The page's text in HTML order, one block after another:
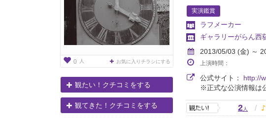
0 人 お気に入りチラシにする
観たい！クチコミをする
観てきた！クチコミをする
実演鑑賞
ラフメーカー
ギャラリーがらん西
2013/05/03 (金) ～
上演時間：
公式サイト： http://
※正式な公演情報は
2人 / ♪